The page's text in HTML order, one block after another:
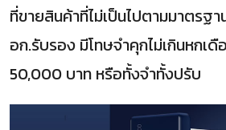
ที่ขายสินค้าที่ไม่เป็นไปตามมาตรฐ
อก.รับรอง มีโทษจำคุกไม่เกินหกเดื
50,000 บาท หรือทั้งจำทั้งปรับ